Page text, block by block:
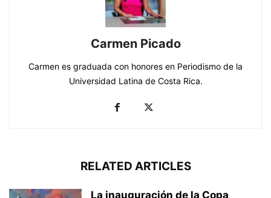
Carmen Picado
Carmen es graduada con honores en Periodismo de la
Universidad Latina de Costa Rica.
RELATED ARTICLES
La inauguración de la Copa